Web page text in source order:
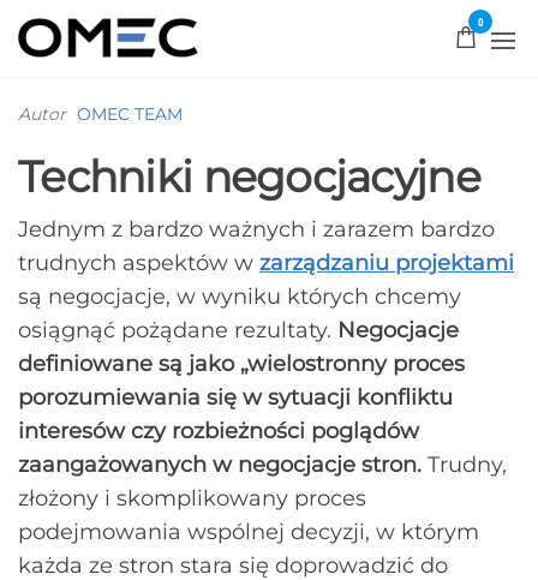
0
Autor OMEC TEAM
Techniki negocjacyjne
Jednym z bardzo ważnych i zarazem bardzo
trudnych aspektów w zarządzaniu projektami
są negocjacje, w wyniku których chcemy
osiągnąć pożądane rezultaty. Negocjacje
definiowane są jako „wielostronny proces
porozumiewania się w sytuacji konfliktu
interesów czy rozbieżności poglądów
zaangażowanych w negocjacje stron. Trudny,
złożony i skomplikowany proces
podejmowania wspólnej decyzji, w którym
każda ze stron stara się doprowadzić do